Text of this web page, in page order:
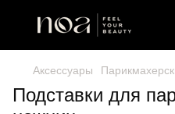
Аксессуары
Подставки для